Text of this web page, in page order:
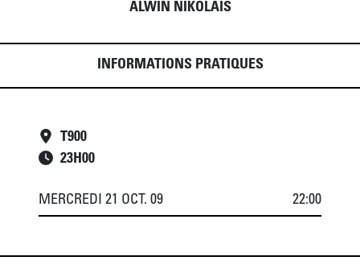
ALWIN NIKOLAIS
INFORMATIONS PRATIQUES
T900
23H00
MERCREDI 21 OCT. 09 22:00